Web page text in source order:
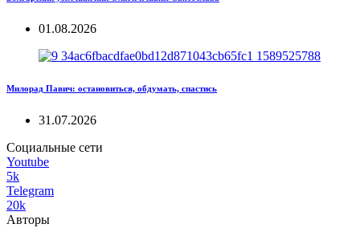
01.08.2026
Милорад Павич: остановиться, обдумать, спастись
31.07.2026
Социальные сети
Youtube
5k
Telegram
20k
Авторы